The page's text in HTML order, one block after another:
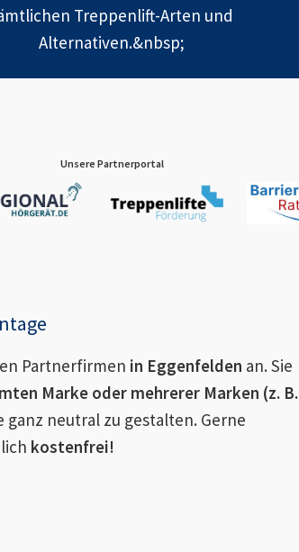
Treppenlift-Arten und
Alternativen.&nbsp;
Unsere Partnerportal
Partnerfirmen in Eggenfelden an. Sie
Marke oder mehrerer Marken (z. B.
neutral zu gestalten. Gerne
kostenfrei!